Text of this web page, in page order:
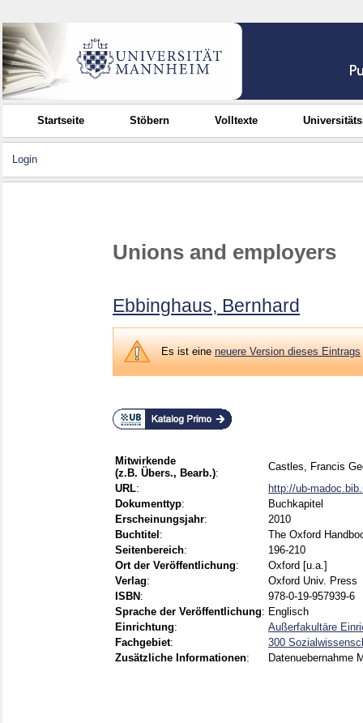
Startseite Stöbern Volltexte
Login
Unions and employers
Ebbinghaus, Bernhard
Es ist eineneuere Version dieses Eintrags
Mitwirkende
(z.B. Übers., Bearb.):
Castles, Francis
URL:
http://ub-
Dokumenttyp:
Buchkapitel
Erscheinungsjahr:
2010
Buchtitel :
The Oxford
Seitenbereich:
196-210
Ort der Veröffentlichung:
Oxford [u.a.]
Verlag:
Oxford Univ. Press
ISBN :
978-0-19-957939-6
Sprache der Veröffentlichung: Englisch
Einrichtung:
Außerfakultäre
Fachgebiet:
300
Zusätzliche Informationen: Datenuebernahme